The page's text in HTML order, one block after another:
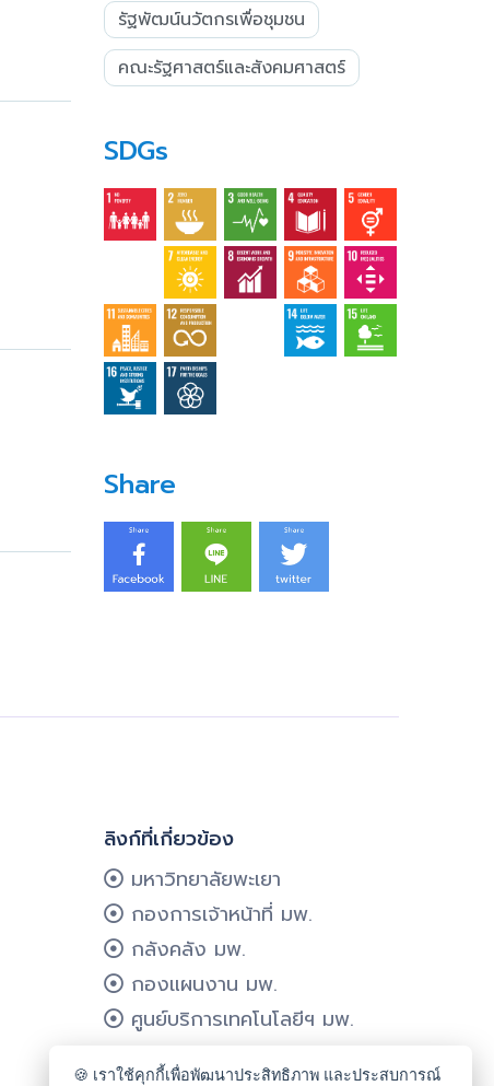
รัฐพัฒน์นวัตกรเพื่อชุมชน
คณะรัฐศาสตร์และสังคมศาสตร์
SDGs
Share
ลิงก์ที่เกี่ยวข้อง
มหาวิทยาลัยพะเยา
กองการเจ้าหน้าที่ มพ.
กลังคลัง มพ.
กองแผนงาน มพ.
ศูนย์บริการเทคโนโลยีฯ มพ.
🍪 เราใช้คุกกี้เพื่อพัฒนาประสิทธิภาพ และประสบการณ์